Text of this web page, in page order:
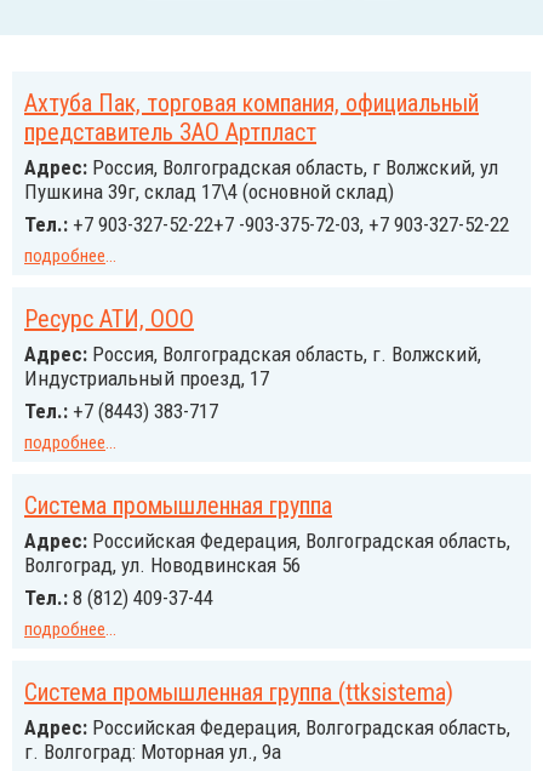
Ахтуба Пак, торговая компания, официальный
представитель ЗАО Артпласт
Адрес: Россия, Волгоградская область, г Волжский, ул
Пушкина 39г, склад 17\4 (основной склад)
Тел.: +7 903-327-52-22+7 -903-375-72-03, +7 903-327-52-22
подробнее...
Ресурс АТИ, ООО
Адрес: Россия, Волгоградская область, г. Волжский,
Индустриальный проезд, 17
Тел.: +7 (8443) 383-717
подробнее...
Система промышленная группа
Адрес: Российcкая Федерация, Волгоградская область,
Волгоград, ул. Новодвинская 56
Тел.: 8 (812) 409-37-44
подробнее...
Система промышленная группа (ttksistema)
Адрес: Российcкая Федерация, Волгоградская область,
г. Волгоград: Моторная ул., 9а